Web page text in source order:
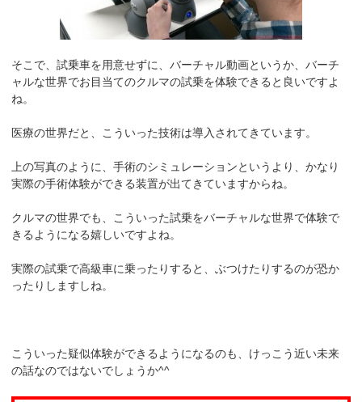
そこで、試乗車を用意せずに、バーチャル動画というか、バーチ
ャルな世界でお目当てのクルマの試乗を体験できると良いですよ
ね。
医療の世界だと、こういった技術は導入されてきています。
上の写真のように、手術のシミュレーションというより、かなり
実際の手術体験ができる装置が出てきていますからね。
クルマの世界でも、こういった試乗をバーチャルな世界で体験で
きるようになる嬉しいですよね。
実際の試乗で高級車に乗ったりすると、ぶつけたりするのが恐か
ったりしますしね。
こういった疑似体験ができるようになるのも、けっこう近い未来
の話なのではないでしょうか^^